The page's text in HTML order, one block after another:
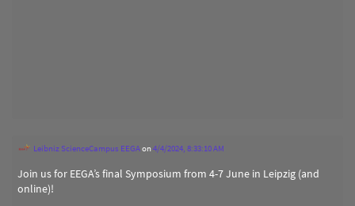
Leibniz ScienceCampus EEGAon4/4/2024, 8:33:10 AM
Join us for EEGA’s final Symposium from 4-7 June in Leipzig (and
online)!